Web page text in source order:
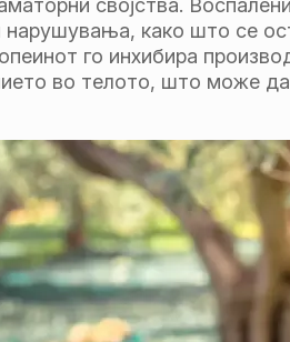
својства.
нарушувања, како што се
го инхибира
во телото, што може